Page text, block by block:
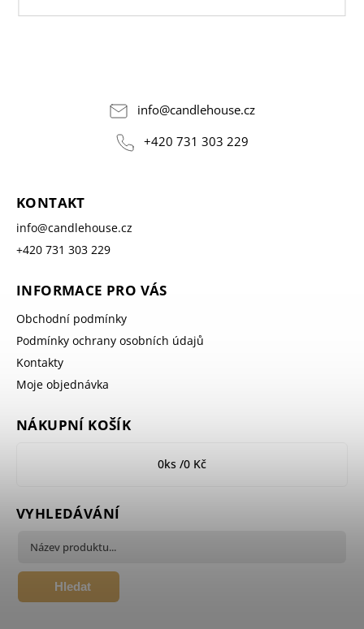
info@candlehouse.cz
+420 731 303 229
KONTAKT
info@candlehouse.cz
+420 731 303 229
INFORMACE PRO VÁS
Obchodní podmínky
Podmínky ochrany osobních údajů
Kontakty
Moje objednávka
NÁKUPNÍ KOŠÍK
0ks /0 Kč
VYHLEDÁVÁNÍ
Hledat